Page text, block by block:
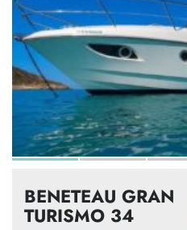
BENETEAU GRAN
TURISMO 34